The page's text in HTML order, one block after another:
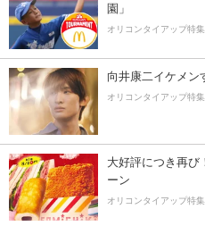
園」
オリコンタイアップ特集
向井康二イケメン
オリコンタイアップ特集
大好評につき再び
ーン
オリコンタイアップ特集